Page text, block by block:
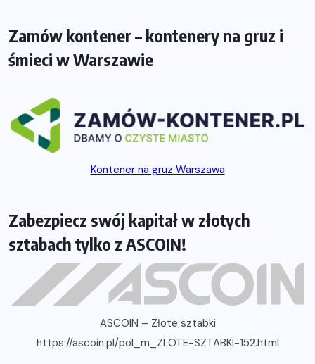
Zamów kontener – kontenery na gruz i
śmieci w Warszawie
Kontener na gruz Warszawa
Zabezpiecz swój kapitał w złotych
sztabach tylko z ASCOIN!
ASCOIN – Złote sztabki
https://ascoin.pl/pol_m_ZLOTE-SZTABKI-152.html